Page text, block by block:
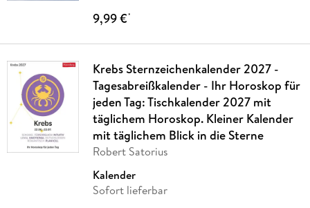
9,99 €*
Krebs Sternzeichenkalender 2027 -
Tagesabreißkalender - Ihr Horoskop für
jeden Tag: Tischkalender 2027 mit
täglichem Horoskop. Kleiner Kalender
mit täglichem Blick in die Sterne
Robert Satorius
Kalender
Sofort lieferbar